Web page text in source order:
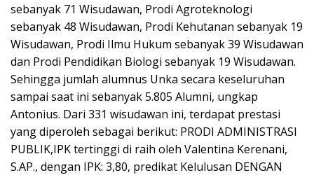
sebanyak 71 Wisudawan, Prodi Agroteknologi
sebanyak 48 Wisudawan, Prodi Kehutanan sebanyak 19
Wisudawan, Prodi Ilmu Hukum sebanyak 39 Wisudawan
dan Prodi Pendidikan Biologi sebanyak 19 Wisudawan.
Sehingga jumlah alumnus Unka secara keseluruhan
sampai saat ini sebanyak 5.805 Alumni, ungkap
Antonius. Dari 331 wisudawan ini, terdapat prestasi
yang diperoleh sebagai berikut: PRODI ADMINISTRASI
PUBLIK,IPK tertinggi di raih oleh Valentina Kerenani,
S.AP., dengan IPK: 3,80, predikat Kelulusan DENGAN